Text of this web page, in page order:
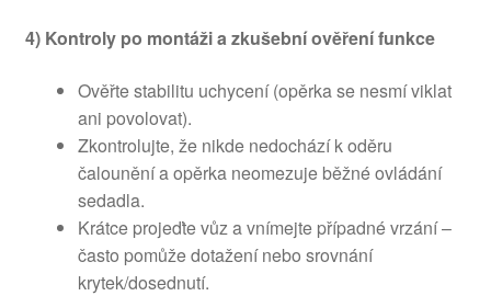
4) Kontroly po montáži a zkušební ověření funkce
Ověřte stabilitu uchycení (opěrka se nesmí viklat
ani povolovat).
Zkontrolujte, že nikde nedochází k oděru
čalounění a opěrka neomezuje běžné ovládání
sedadla.
Krátce projeďte vůz a vnímejte případné vrzání –
často pomůže dotažení nebo srovnání
krytek/dosednutí.